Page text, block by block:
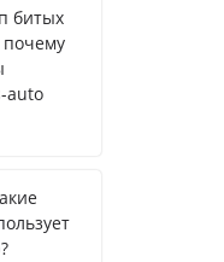
битых
почему
auto